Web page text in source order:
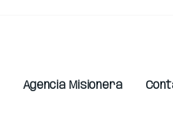
Agencia Misionera